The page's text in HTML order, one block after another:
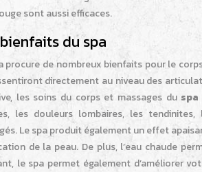
sont aussi efficaces.
du spa
procure de nombreux bienfaits pour le
directement au niveau des
les soins du corps et massages du spa
les douleurs lombaires, les
Le spa produit également un effet
de la peau. De plus, l’eau chaude
le spa permet également d’améliorer